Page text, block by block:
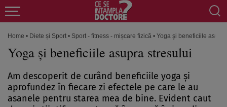
Home • Diete și Sport • Sport - fitness - mișcare fizică • Yoga şi beneficiile
Yoga şi beneficiile asupra stresului
Am descoperit de curând beneficiile yoga şi
aprofundez în fiecare zi efectele pe care le au
asanele pentru starea mea de bine. Evident caut